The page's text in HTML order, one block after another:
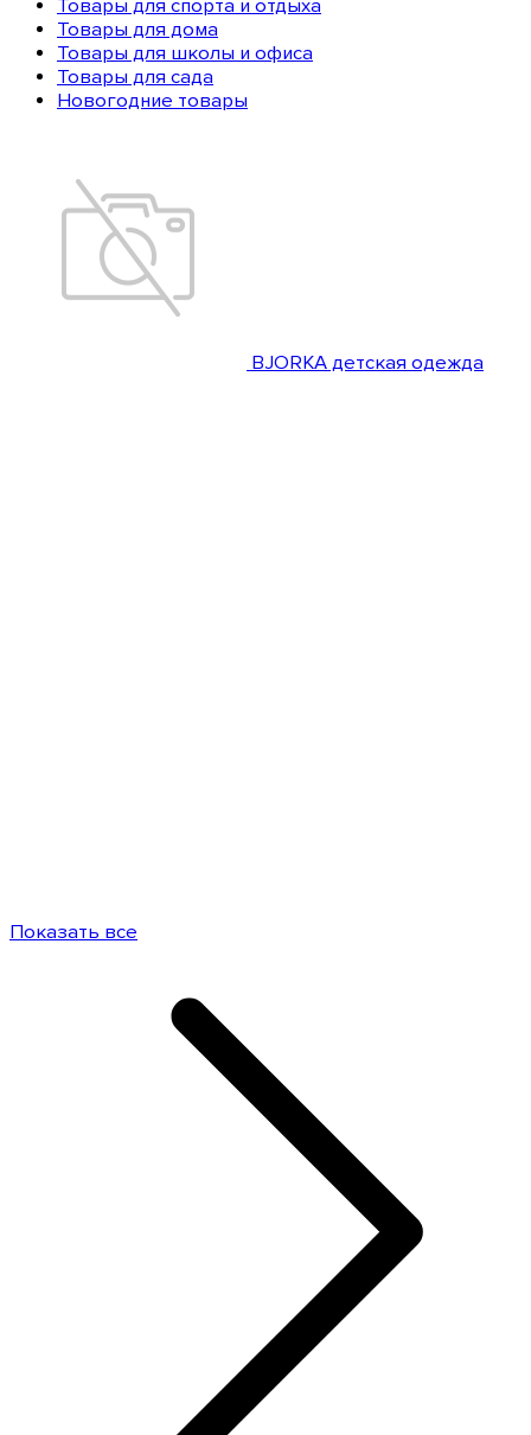
Товары для спорта и отдыха
Товары для дома
Товары для школы и офиса
Товары для сада
Новогодние товары
BJORKA детская одежда
Показать все